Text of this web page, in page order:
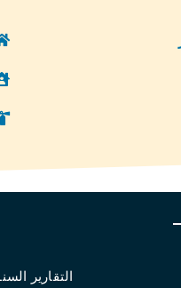
التقارير